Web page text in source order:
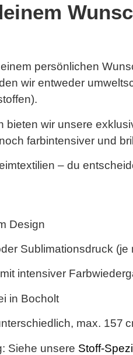
persönlichen
wir entweder
bieten wir unsere
farbintensiver und
– du
Design
Sublimationsdruck (je
mit intensiver
in Bocholt
max. 157
Siehe unsere Stoff-